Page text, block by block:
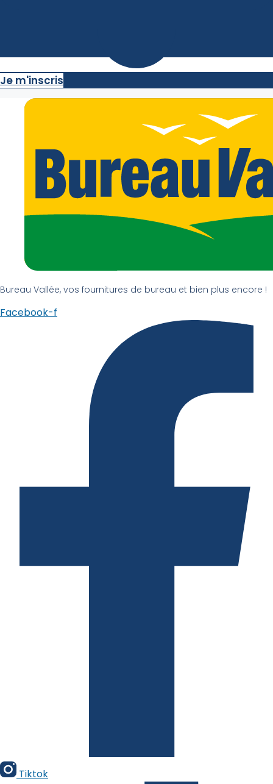
Je m'inscris
Bureau Vallée, vos fournitures de bureau et bien plus encore !
Facebook-f
Tiktok